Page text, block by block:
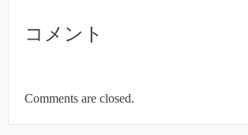
コメント
Comments are closed.